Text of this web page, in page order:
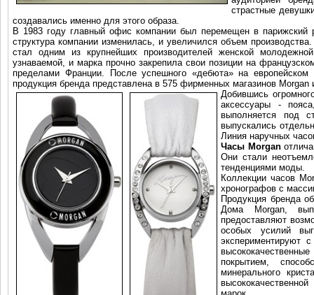
страстные
создавались именно для этого образа.
В 1983 году главный офис компании был перемещен в парижский
структура компании изменилась, и увеличился объем
стал одним из крупнейших производителей женской
узнаваемой, и марка прочно закрепила свои позиции на
пределами Франции. После успешного «дебюта» на
продукция бренда представлена в 575 фирменных магазинов
Добившись
аксессуары -
выполняется под
выпускались
Линия наручных
Часы Morgan
Они стали
тенденциями моды.
Коллекции часов
хронографов с
Продукция бренда
Дома Morgan,
предоставляют
особых усилий
экспериментируют
покрытием,
минерального